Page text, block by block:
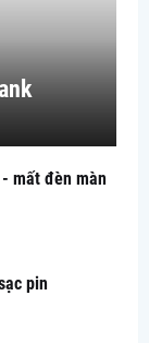
mất đèn màn
pin